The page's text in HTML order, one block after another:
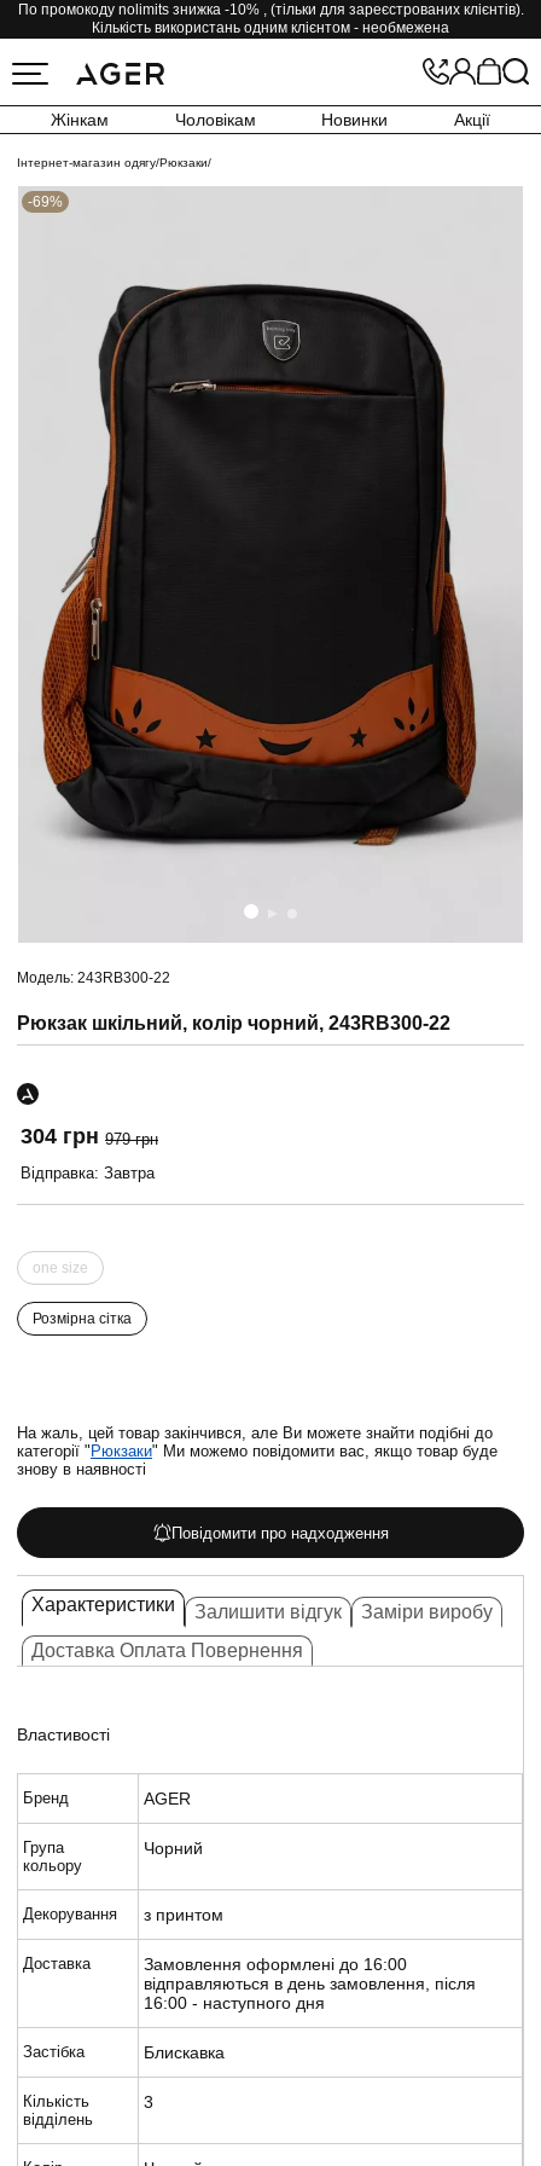
По промокоду nolimits знижка -10% , (тільки для зареєстрованих клієнтів).
Кількість використань одним клієнтом - необмежена
Жінкам Чоловікам Новинки Акції
Інтернет-магазин одягу/Рюкзаки/
-69%
Модель: 243RB300-22
Рюкзак шкільний, колір чорний, 243RB300-22
304 грн 979 грн
Відправка: Завтра
one size
Розмірна сітка
На жаль, цей товар закінчився, але Ви можете знайти подібні до
категорії "Рюкзаки" Ми можемо повідомити вас, якщо товар буде
знову в наявності
Повідомити про надходження
Характеристики Залишити відгук
Заміри виробу
Доставка Оплата Повернення
Властивості
Бренд AGER
Група
кольору
Чорний
Декорування з принтом
Доставка
Замовлення оформлені до 16:00
відправляються в день замовлення, після
16:00 - наступного дня
Застібка Блискавка
Кількість
відділень
3